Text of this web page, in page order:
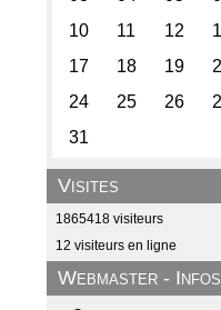
Visites
1865418 visiteurs
12 visiteurs en ligne
Webmaster - Infos